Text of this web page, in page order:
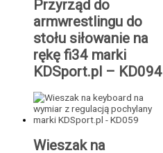
Przyrząd do
armwrestlingu do
stołu siłowanie na
rękę fi34 marki
KDSport.pl – KD094
Wieszak na